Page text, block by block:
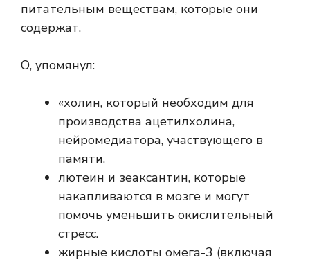
питательным веществам, которые они
содержат.
О, упомянул:
«холин, который необходим для
производства ацетилхолина,
нейромедиатора, участвующего в
памяти.
лютеин и зеаксантин, которые
накапливаются в мозге и могут
помочь уменьшить окислительный
стресс.
жирные кислоты омега-3 (включая